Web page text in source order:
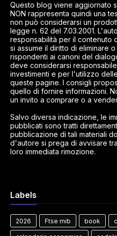
Questo blog viene aggiornato
NON rappresenta quindi una
non può considerarsi un
legge n. 62 del 7.03.2001.
responsabilità per il contenuto
si assume il diritto di eliminare
rispondenti ai canoni del
deve considerarsi
investimenti e per l'utilizzo
queste pagine. I consigli
quello di fornire informazioni.
un invito a comprare o a
Salvo diversa indicazione, le
pubblicati sono tratti
pubblicazione di tali materiali
d'autore si prega di avvisare
loro immediata rimozione.
Labels
2026 Ftse mib book